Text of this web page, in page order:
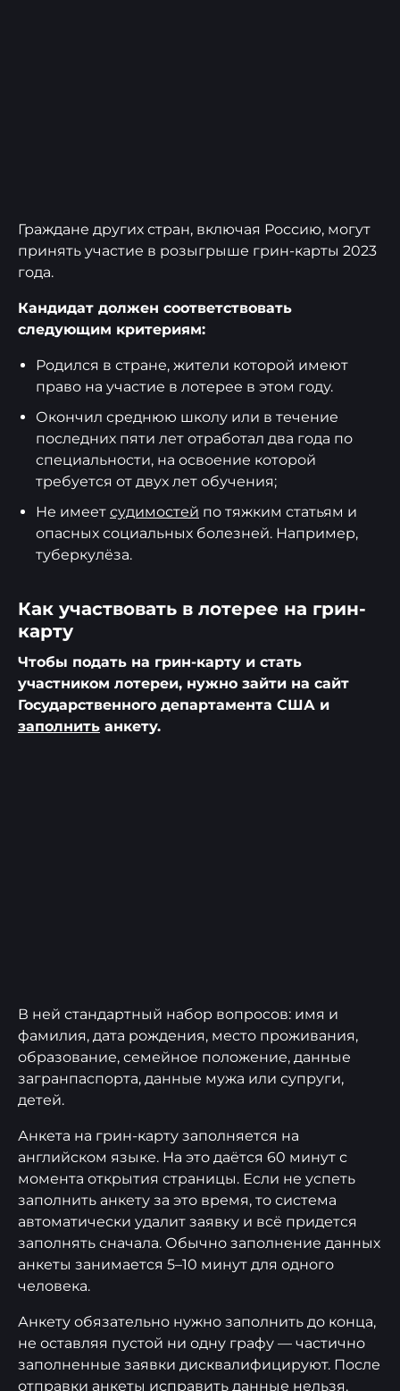
Граждане других стран, включая Россию, могут
принять участие в розыгрыше грин-карты 2023
года.
Кандидат должен соответствовать
следующим критериям:
Родился в стране, жители которой имеют
право на участие в лотерее в этом году.
Окончил среднюю школу или в течение
последних пяти лет отработал два года по
специальности, на освоение которой
требуется от двух лет обучения;
Не имеет судимостей по тяжким статьям и
опасных социальных болезней. Например,
туберкулёза.
Как участвовать в лотерее на грин-
карту
Чтобы подать на грин-карту и стать
участником лотереи, нужно зайти на сайт
Государственного департамента США и
заполнить анкету.
В ней стандартный набор вопросов: имя и
фамилия, дата рождения, место проживания,
образование, семейное положение, данные
загранпаспорта, данные мужа или супруги,
детей.
Анкета на грин-карту заполняется на
английском языке. На это даётся 60 минут с
момента открытия страницы. Если не успеть
заполнить анкету за это время, то система
автоматически удалит заявку и всё придется
заполнять сначала. Обычно заполнение данных
анкеты занимается 5–10 минут для одного
человека.
Анкету обязательно нужно заполнить до конца,
не оставляя пустой ни одну графу — частично
заполненные заявки дисквалифицируют. После
отправки анкеты исправить данные нельзя.